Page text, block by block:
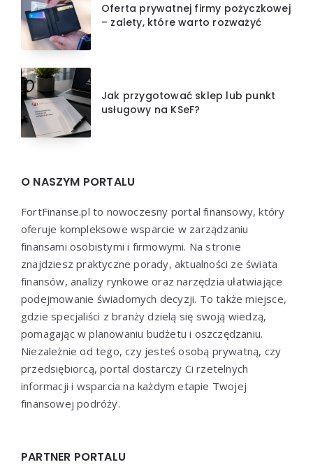
Oferta prywatnej firmy pożyczkowej
– zalety, które warto rozważyć
Jak przygotować sklep lub punkt
usługowy na KSeF?
O NASZYM PORTALU
FortFinanse.pl to nowoczesny portal finansowy, który
oferuje kompleksowe wsparcie w zarządzaniu
finansami osobistymi i firmowymi. Na stronie
znajdziesz praktyczne porady, aktualności ze świata
finansów, analizy rynkowe oraz narzędzia ułatwiające
podejmowanie świadomych decyzji. To także miejsce,
gdzie specjaliści z branży dzielą się swoją wiedzą,
pomagając w planowaniu budżetu i oszczędzaniu.
Niezależnie od tego, czy jesteś osobą prywatną, czy
przedsiębiorcą, portal dostarczy Ci rzetelnych
informacji i wsparcia na każdym etapie Twojej
finansowej podróży.
PARTNER PORTALU